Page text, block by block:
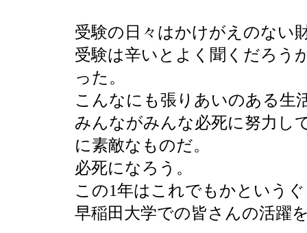
受験の日々はかけがえのない
受験は辛いとよく聞くだろう
った。
こんなにも張りあいのある生
みんながみんな必死に努力し
に素敵なものだ。
必死になろう。
この1年はこれでもかという
早稲田大学での皆さんの活